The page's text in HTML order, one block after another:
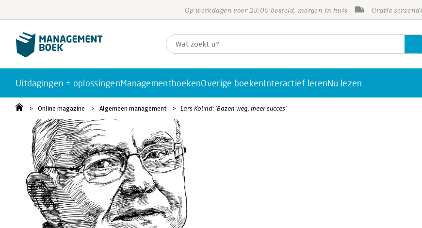
Op werkdagen voor 23:00 besteld, morgen in huis Gratis
Uitdagingen + oplossingenManagementboekenOverige boekenInteractief lerenNu lezen
Online magazine Algemeen management Lars Kolind: ‘Bazen weg, meer succes’